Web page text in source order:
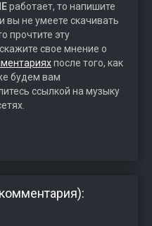
работает, то напишите
вы не умеете скачивать
прочтите эту
свое мнение о
после того, как
будем вам
ссылкой на музыку